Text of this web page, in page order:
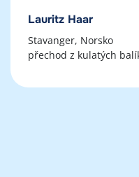
Lauritz Haar
Stavanger, Norsko
přechod z kulatých